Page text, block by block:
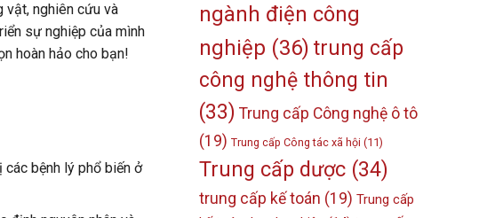
vật, nghiên cứu và
sự nghiệp của mình
hoàn hảo cho bạn!
bệnh lý phổ biến ở
ngành điện công
nghiệp (36) trung cấp
công nghệ thông tin
(33) Trung cấp Công nghệ ô tô
(19) Trung cấp Công tác xã hội (11)
Trung cấp dược (34)
trung cấp kế toán (19) Trung cấp